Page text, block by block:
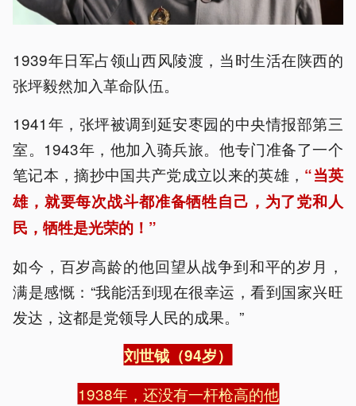
1939年日军占领山西风陵渡，当时生活在陕西的
张坪毅然加入革命队伍。
1941年，张坪被调到延安枣园的中央情报部第三
室。1943年，他加入骑兵旅。他专门准备了一个
笔记本，摘抄中国共产党成立以来的英雄， “当英
雄，就要每次战斗都准备牺牲自己，为了党和人
民，牺牲是光荣的！”
如今，百岁高龄的他回望从战争到和平的岁月，
满是感慨：“我能活到现在很幸运，看到国家兴旺
发达，这都是党领导人民的成果。”
刘世钺（94岁）
1938年，还没有一杆枪高的他